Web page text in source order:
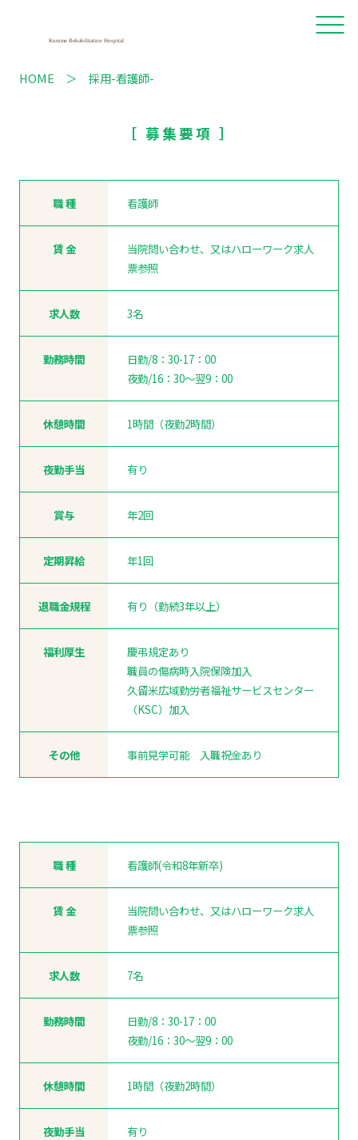
HOME 採用-看護師-
［ 募集要項 ］
職 種 看護師
賃 金
当院問い合わせ、又はハローワーク求人
票参照
求人数 3名
勤務時間
日勤/8：30-17：00
夜勤/16：30～翌9：00
休憩時間 1時間（夜勤2時間）
夜勤手当 有り
賞与 年2回
定期昇給 年1回
退職金規程 有り（勤続3年以上）
福利厚生
慶弔規定あり
職員の傷病時入院保険加入
久留米広域勤労者福祉サービスセンター
（KSC）加入
その他 事前見学可能 入職祝金あり
職 種 看護師(令和8年新卒)
賃 金
当院問い合わせ、又はハローワーク求人
票参照
求人数 7名
勤務時間
日勤/8：30-17：00
夜勤/16：30～翌9：00
休憩時間 1時間（夜勤2時間）
夜勤手当 有り